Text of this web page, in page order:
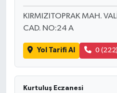
KIRMIZITOPRAK MAH.
CAD. NO:24 A
Yol Tarifi Al 0
Kurtuluş Eczanesi